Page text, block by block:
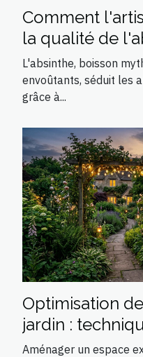
Comment
la qualité de
L'absinthe, boisson
envoûtants, séduit les
grâce à...
Optimisation
jardin :
Aménager un espace